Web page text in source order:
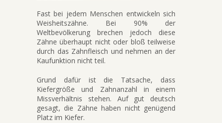
Fast bei jedem Menschen entwickeln sich
Weisheitszähne. Bei 90% der
Weltbevölkerung brechen jedoch diese
Zähne überhaupt nicht oder bloß teilweise
durch das Zahnfleisch und nehmen an der
Kaufunktion nicht teil.
Grund dafür ist die Tatsache, dass
Kiefergröße und Zahnanzahl in einem
Missverhältnis stehen. Auf gut deutsch
gesagt, die Zähne haben nicht genügend
Platz im Kiefer.